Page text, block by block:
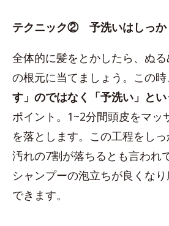
テクニック② 予洗いはしっか
全体的に髪をとかしたら、ぬ
の根元に当てましょう。この
す」のではなく「予洗い」と
ポイント。1~2分間頭皮をマッ
を落とします。この工程をしっ
汚れの7割が落ちるとも言われ
シャンプーの泡立ちが良くな
できます。